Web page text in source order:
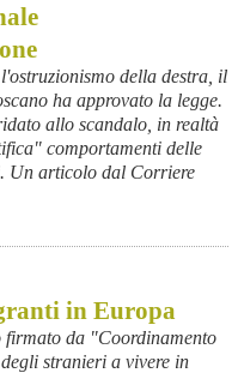
della destra, il
ha approvato la legge.
allo scandalo, in realtà
comportamenti delle
Un articolo dal Corriere
in Europa
firmato da "Coordinamento
stranieri a vivere in